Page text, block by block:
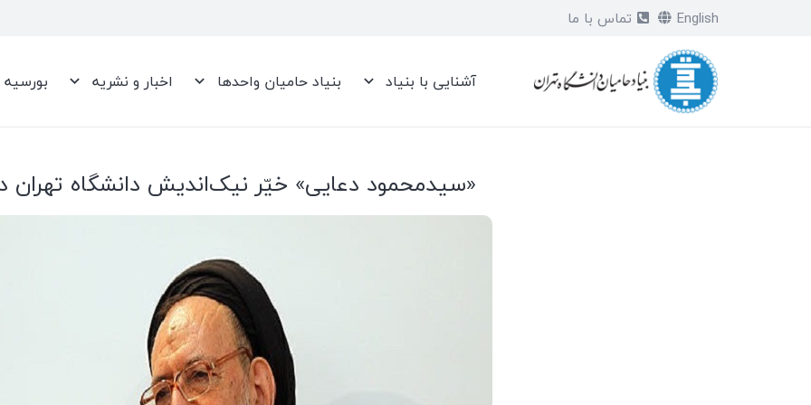
English تماس با ما
آشنایی با بنیاد بنیاد حامیان واحدها اخبار و نشریه بورسیه
«سیدمحمود دعایی» خیّر نیک‌اندیش دانشگاه